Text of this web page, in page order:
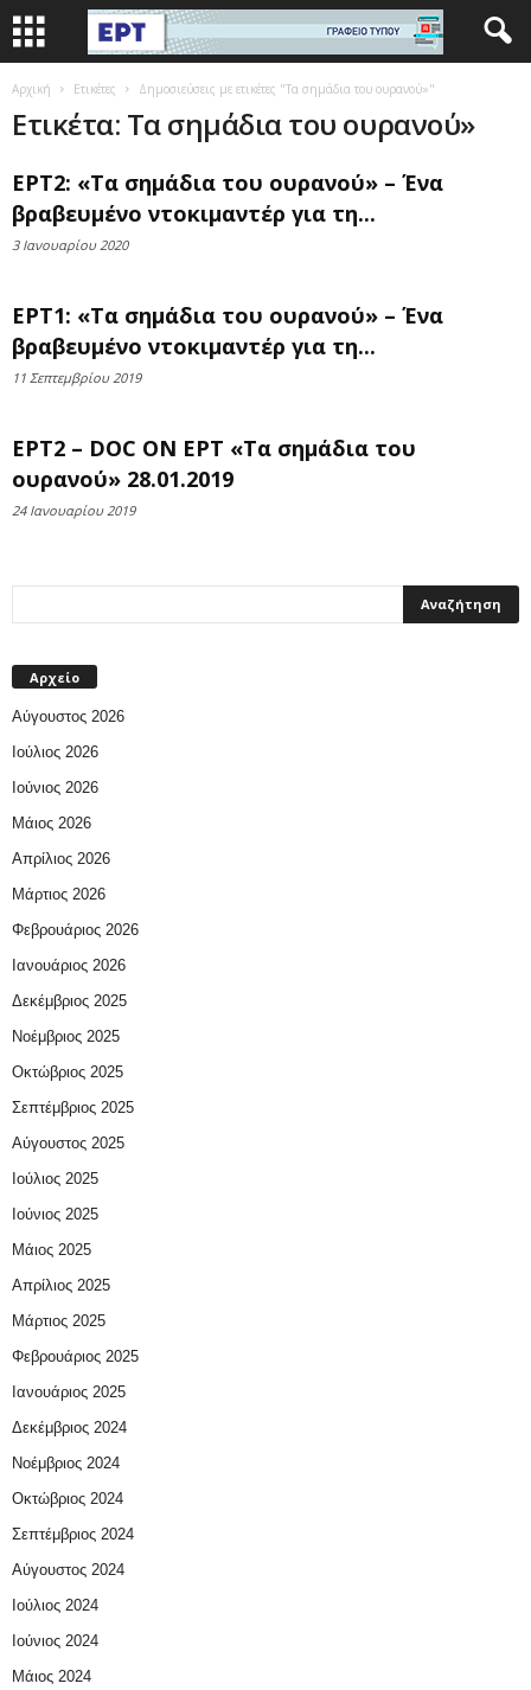
Αρχική Ετικέτες Δημοσιεύσεις με ετικέτες "Τα σημάδια του ουρανού»"
Ετικέτα: Τα σημάδια του ουρανού»
ΕΡΤ2: «Τα σημάδια του ουρανού» – Ένα
βραβευμένο ντοκιμαντέρ για τη...
3 Ιανουαρίου 2020
ΕΡΤ1: «Τα σημάδια του ουρανού» – Ένα
βραβευμένο ντοκιμαντέρ για τη...
11 Σεπτεμβρίου 2019
ΕΡΤ2 – DOC ON ΕΡΤ «Τα σημάδια του
ουρανού» 28.01.2019
24 Ιανουαρίου 2019
Αρχείο
Αύγουστος 2026
Ιούλιος 2026
Ιούνιος 2026
Μάιος 2026
Απρίλιος 2026
Μάρτιος 2026
Φεβρουάριος 2026
Ιανουάριος 2026
Δεκέμβριος 2025
Νοέμβριος 2025
Οκτώβριος 2025
Σεπτέμβριος 2025
Αύγουστος 2025
Ιούλιος 2025
Ιούνιος 2025
Μάιος 2025
Απρίλιος 2025
Μάρτιος 2025
Φεβρουάριος 2025
Ιανουάριος 2025
Δεκέμβριος 2024
Νοέμβριος 2024
Οκτώβριος 2024
Σεπτέμβριος 2024
Αύγουστος 2024
Ιούλιος 2024
Ιούνιος 2024
Μάιος 2024